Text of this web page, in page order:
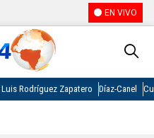
EN VIVO
Rodríguez Zapatero Díaz-Canel